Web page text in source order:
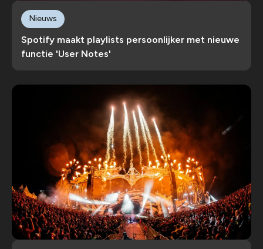
Spotify maakt playlists persoonlijker met nieuwe
functie 'User Notes'
Nieuws